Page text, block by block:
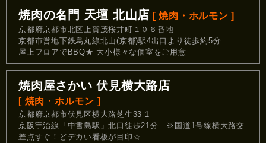
焼肉の名門 天壇 北山店 [ 焼肉・ホルモン ]
京都府京都市北区上賀茂桜井町１０６番地
京都市営地下鉄烏丸線北山(京都)駅4出口より徒歩約5分
屋上フロアでBBQ★ 大小様々な個室をご用意
焼肉屋さかい 伏見横大路店
[ 焼肉・ホルモン ]
京都府京都市伏見区横大路芝生33-1
京阪宇治線「中書島駅」北口徒歩21分 ※国道1号線横大路交
差点すぐ！どデカい看板が目印☆